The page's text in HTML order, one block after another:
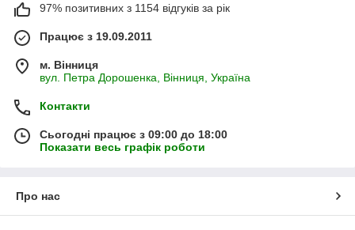
97% позитивних з 1154 відгуків за рік
Працює з 19.09.2011
м. Вінниця
вул. Петра Дорошенка, Вінниця, Україна
Контакти
Сьогодні працює з 09:00 до 18:00
Показати весь графік роботи
Про нас